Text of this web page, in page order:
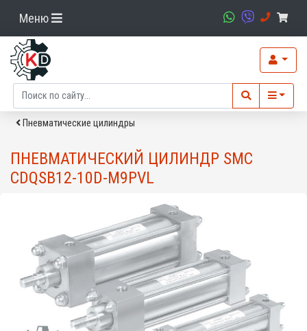
Меню
Пневматические цилиндры
ПНЕВМАТИЧЕСКИЙ ЦИЛИНДР SMC
CDQSB12-10D-M9PVL